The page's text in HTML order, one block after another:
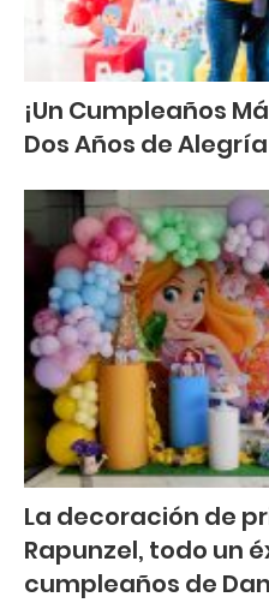
¡Un Cumpleaños
Dos Años de
La decoración de
Rapunzel, todo un
cumpleaños de